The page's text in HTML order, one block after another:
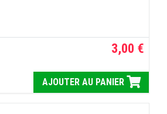
3,00 €
AJOUTER AU PANIER